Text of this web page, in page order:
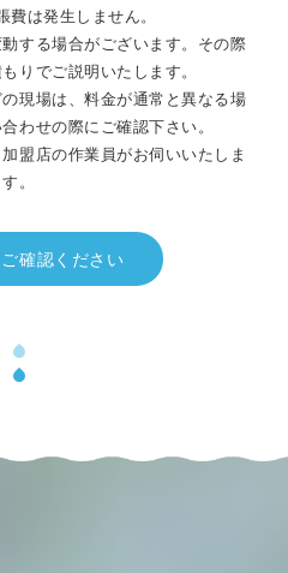
費は発生しません。
する場合がございます。その際
りでご説明いたします。
現場は、料金が通常と異なる場
わせの際にご確認下さい。
盟店の作業員がお伺いいたしま
す。
確認ください